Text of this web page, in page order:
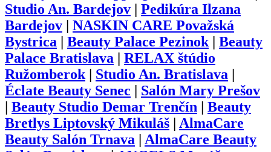
Studio An. Bardejov
Pedikúra Ilzana
Bardejov
NASKIN CARE Považská
Bystrica
Beauty Palace Pezinok| Beauty
Palace Bratislava
RELAX štúdio
Ružomberok| Studio An. Bratislava
Éclate Beauty Senec
Salón Mary Prešov
Beauty Studio Demar Trenčín
Beauty
Bretlys Liptovský Mikuláš
AlmaCare
Beauty Salón Trnava
AlmaCare Beauty